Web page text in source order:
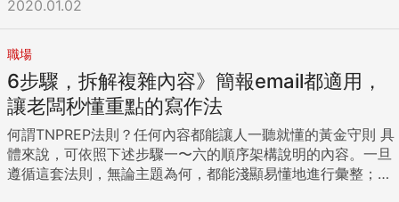
2020.01.02
職場
6步驟，拆解複雜內容》簡報email都適用，
讓老闆秒懂重點的寫作法
何謂TNPREP法則？任何內容都能讓人一聽就懂的黃金守則 具
體來說，可依照下述步驟一〜六的順序架構說明的內容。一旦
遵循這套法則，無論主題為何，都能淺顯易懂地進行彙整；即